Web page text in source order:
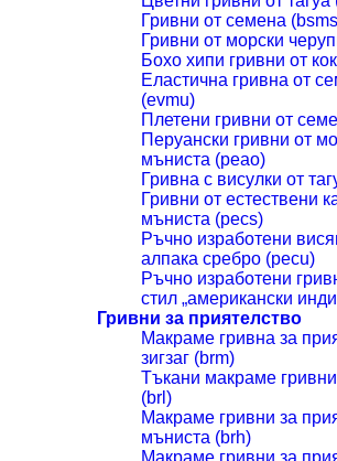
Гривни от семена
Гривни от морски
Бохо хипи гривни от
Еластична гривна от
(evmu)
Плетени гривни от
Перуански гривни от
мъниста (peao)
Гривна с висулки от
Гривни от естествени
мъниста (pecs)
Ръчно изработени
алпака сребро (pecu)
Ръчно изработени
стил „американски
Гривни за приятелство
Макраме гривна за
зигзаг (brm)
Тъкани макраме
(brl)
Макраме гривни за
мъниста (brh)
Макраме гривни за